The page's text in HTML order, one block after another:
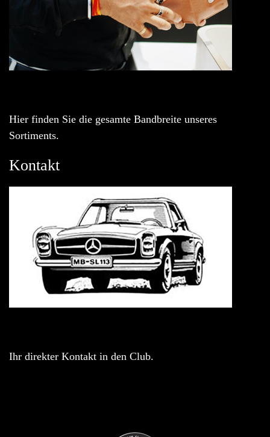
Hier finden Sie die gesamte Bandbreite unseres
Sortiments.
Kontakt
Ihr direkter Kontakt in den Club.